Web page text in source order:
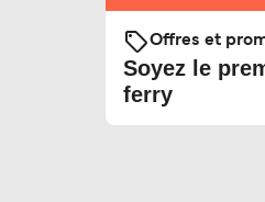
Offres et
Soyez le
ferry